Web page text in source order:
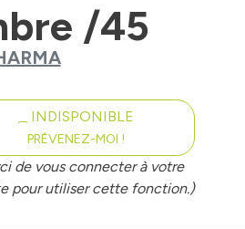
/45
INDISPONIBLE
PRÉVENEZ-MOI !
de vous connecter à votre
pour utiliser cette fonction.)